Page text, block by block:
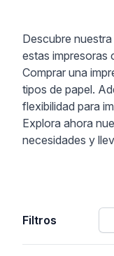
Y
Descubre
estas impresoras
Comprar una
tipos de papel.
flexibilidad para
Explora ahora
necesidades y
Filtros